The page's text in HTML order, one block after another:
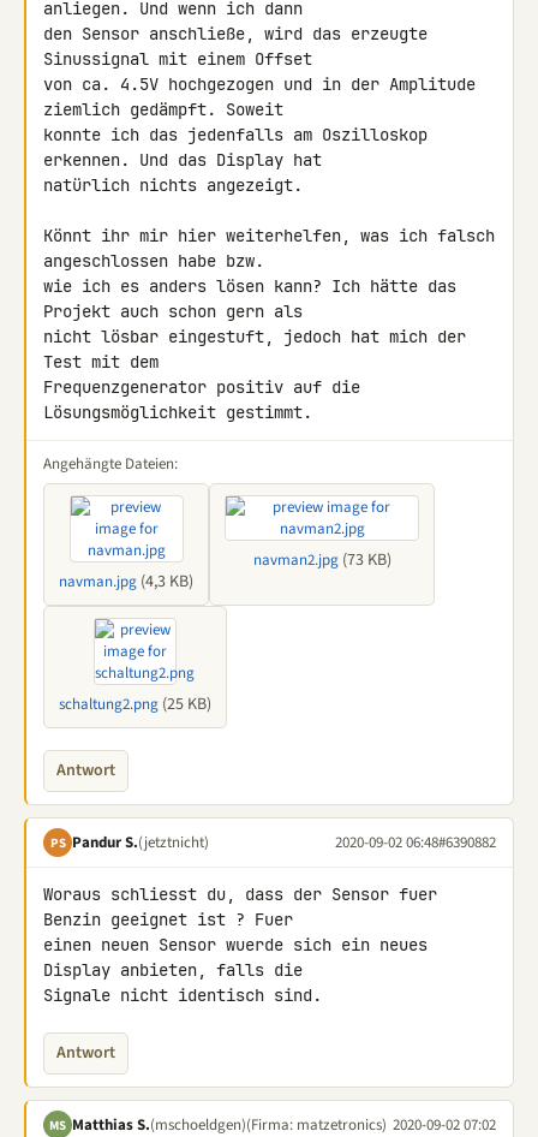
anliegen. Und wenn ich dann
den Sensor anschließe, wird das erzeugte
Sinussignal mit einem Offset
von ca. 4.5V hochgezogen und in der Amplitude
ziemlich gedämpft. Soweit
konnte ich das jedenfalls am Oszilloskop
erkennen. Und das Display hat
natürlich nichts angezeigt.
Könnt ihr mir hier weiterhelfen, was ich falsch
angeschlossen habe bzw.
wie ich es anders lösen kann? Ich hätte das
Projekt auch schon gern als
nicht lösbar eingestuft, jedoch hat mich der
Test mit dem
Frequenzgenerator positiv auf die
Lösungsmöglichkeit gestimmt.
Angehängte Dateien:
navman.jpg (4,3 KB)
navman2.jpg(73 KB)
schaltung2.png (25 KB)
Antwort
PS Pandur S.(jetztnicht) 2020-09-02 06:48#6390882
Woraus schliesst du, dass der Sensor fuer
Benzin geeignet ist ? Fuer
einen neuen Sensor wuerde sich ein neues
Display anbieten, falls die
Signale nicht identisch sind.
Antwort
MS Matthias S.(mschoeldgen)(Firma: matzetronics) 2020-09-02 07:02